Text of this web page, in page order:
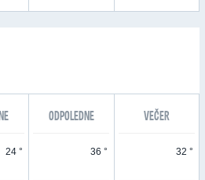
ODPOLEDNE VEČER
24 ° 36 ° 32 °